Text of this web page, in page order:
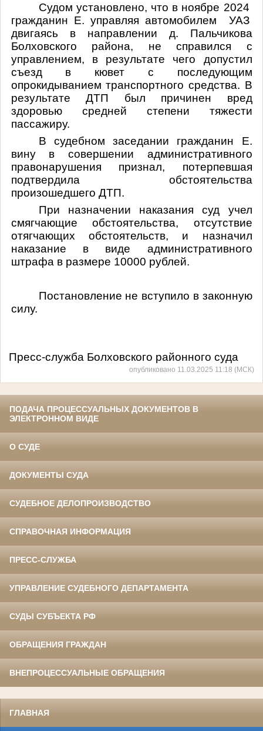
Судом установлено, что в ноябре 2024
гражданин Е. управляя автомобилем
УАЗ
двигаясь в направлении д. Пальчикова
Болховского района, не справился с
управлением, в результате чего допустил
съезд в кювет с последующим
опрокидыванием транспортного средства. В
результате ДТП был причинен вред
здоровью средней степени тяжести
пассажиру.
В судебном заседании гражданин Е.
вину в совершении административного
правонарушения признал, потерпевшая
подтвердила обстоятельства
произошедшего ДТП.
При назначении наказания суд учел
смягчающие обстоятельства, отсутствие
отягчающих обстоятельств, и назначил
наказание в виде административного
штрафа в размере 10000 рублей.
Постановление не вступило в законную
силу.
Пресс-служба Болховского районного суда
опубликовано 11.03.2025 11:18 (МСК)
ПОДАЧА ПРОЦЕССУАЛЬНЫХ ДОКУМЕНТОВ В
ЭЛЕКТРОННОМ ВИДЕ
О СУДЕ
ДОКУМЕНТЫ СУДА
СУДЕБНОЕ ДЕЛОПРОИЗВОДСТВО
СПРАВОЧНАЯ ИНФОРМАЦИЯ
ПРЕСС-СЛУЖБА
УПРАВЛЕНИЕ СУДЕБНОГО ДЕПАРТАМЕНТА
СУДЫ СУБЪЕКТА РФ
ОБРАЩЕНИЯ ГРАЖДАН
ВНЕПРОЦЕССУАЛЬНЫЕ ОБРАЩЕНИЯ
ГЛАВНАЯ